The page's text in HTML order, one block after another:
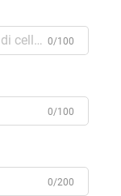
0/100
0/100
0/200